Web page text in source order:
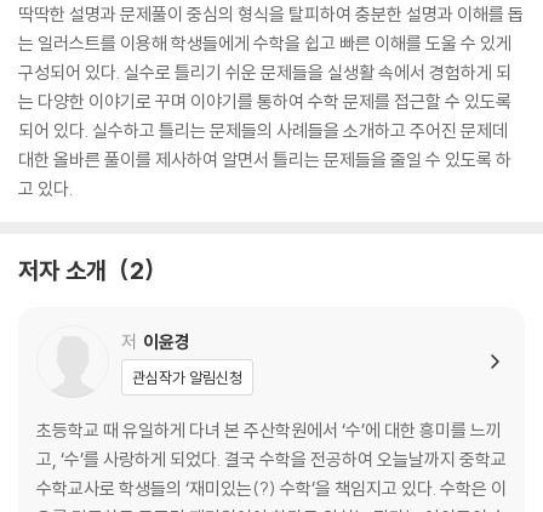
딱딱한 설명과 문제풀이 중심의 형식을 탈피하여 충분한 설명과 이해를 돕
는 일러스트를 이용해 학생들에게 수학을 쉽고 빠른 이해를 도울 수 있게
구성되어 있다. 실수로 틀리기 쉬운 문제들을 실생활 속에서 경험하게 되
는 다양한 이야기로 꾸며 이야기를 통하여 수학 문제를 접근할 수 있도록
되어 있다. 실수하고 틀리는 문제들의 사례들을 소개하고 주어진 문제데
대한 올바른 풀이를 제사하여 알면서 틀리는 문제들을 줄일 수 있도록 하
고 있다.
저자 소개 2
저 이윤경
관심작가 알림신청
초등학교 때 유일하게 다녀 본 주산학원에서 ‘수’에 대한 흥미를 느끼
고, ‘수’를 사랑하게 되었다. 결국 수학을 전공하여 오늘날까지 중학교
수학교사로 학생들의 ‘재미있는(?) 수학’을 책임지고 있다. 수학은 이